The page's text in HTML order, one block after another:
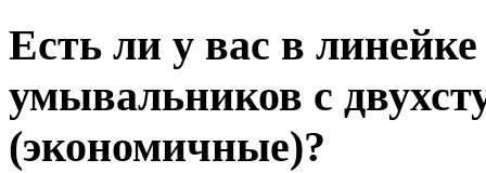
Есть ли у вас в
умывальников с
(экономичные)?